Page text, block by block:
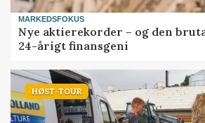
MARKEDSFOKUS
Nye aktierekorder – og den
24-årigt finansgeni
HØST-TOUR